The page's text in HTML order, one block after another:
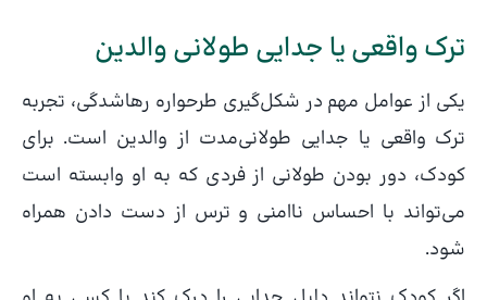
ترک واقعی یا جدایی طولانی والدین
یکی از عوامل مهم در شکل‌گیری طرحواره رهاشدگی، تجربه
ترک واقعی یا جدایی طولانی‌مدت از والدین است. برای
کودک، دور بودن طولانی از فردی که به او وابسته است
می‌تواند با احساس ناامنی و ترس از دست دادن همراه
شود.